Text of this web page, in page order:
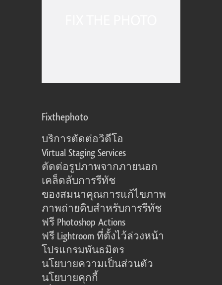
Fixthephoto
บริการตัดต่อวิดีโอ
Virtual Staging Services
ตัดต่อรูปภาพจากภายนอก
เคล็ดลับการรีทัช
ของสมนาคุณการแก้ไขภาพ
ภาพถ่ายดิบสำหรับการรีทัช
ฟรี Photoshop Actions
ฟรี Lightroom ที่ตั้งไว้ล่วงหน้า
โปรแกรมพันธมิตร
นโยบายความเป็นส่วนตัว
นโยบายคุกกี้